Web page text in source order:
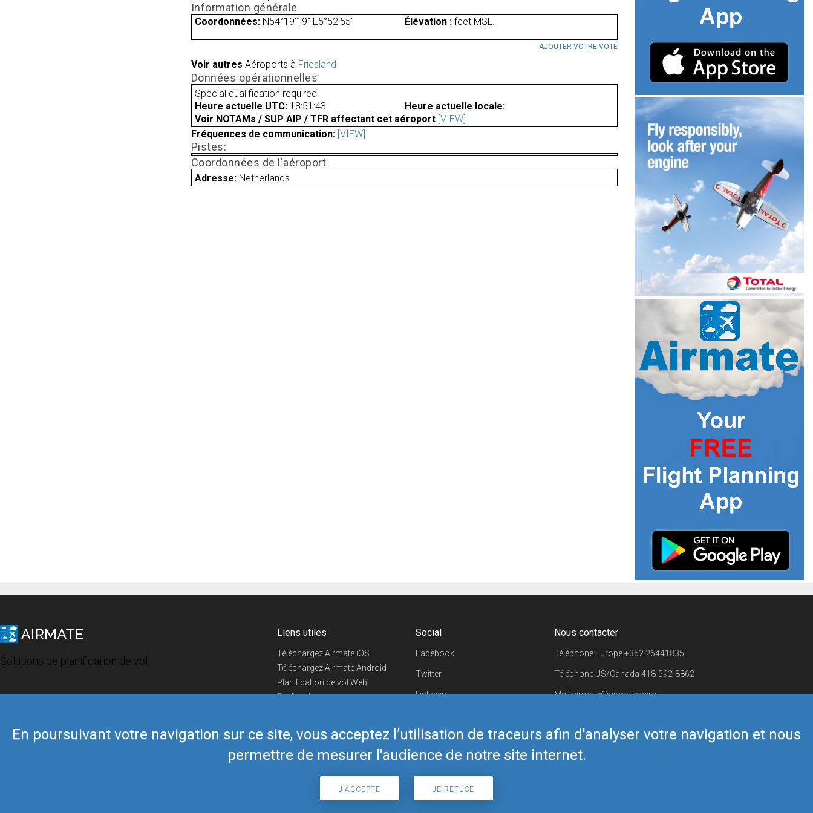
En poursuivant votre navigation sur ce site, vous acceptez l’utilisation de traceurs afin d'analyser votre navigation et nous
permettre de mesurer l'audience de notre site internet.
J'ACCEPTE JE REFUSE
Information générale
Coordonnées: N54°19'19" E5°52'55" Élévation :feet MSL.
AJOUTER VOTRE VOTE
Voir autres Aéroports à Friesland
Données opérationnelles
Special qualification required
Heure actuelle UTC: 18:51:43
Heure actuelle locale:
Voir NOTAMs / SUP AIP / TFR affectant cet aéroport [VIEW]
Fréquences de communication: [VIEW]
Pistes:
Coordonnées de l'aéroport
Adresse: Netherlands
Solutions de planification de vol
Liens utiles
Téléchargez Airmate iOS
Téléchargez Airmate Android
Planification de vol Web
Recherche
Boutique Airmate
Social
Facebook
Twitter
Linkedin
Telegram
Nous contacter
Téléphone Europe+352 26441835
Téléphone US/Canada 418-592-8862
Mailairmate@airmate.aero